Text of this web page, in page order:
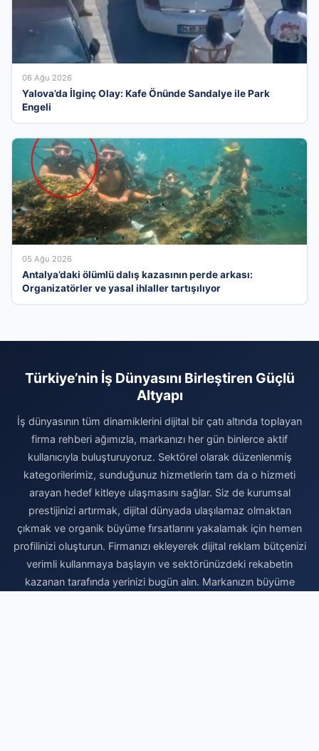
06 Ağu 2026
Yalova’da İlginç Olay: Kafe Önünde Sandalye ile Park
Engeli
05 Ağu 2026
Antalya’daki ölümlü dalış kazasının perde arkası:
Organizatörler ve yasal ihlaller tartışılıyor
Türkiye’nin İş Dünyasını Birleştiren Güçlü
Altyapı
İş dünyasının tüm dinamiklerini dijital bir çatı altında toplayan
firma rehberi ağımızla, markanızı her gün binlerce aktif
kullanıcıyla buluşturuyoruz. Sektörel olarak düzenlenmiş
kategorilerimiz, sunduğunuz hizmetlerin tam da o hizmeti
arayan hedef kitleye ulaşmasını sağlar. Siz de kurumsal
prestijinizi artırmak, dijital dünyada ulaşılamaz olmaktan
çıkmak ve organik büyüme fırsatlarını yakalamak için hemen
profilinizi oluşturun. Firmanızı ekleyerek dijital reklam bütçenizi
verimli kullanmaya başlayın ve sektörünüzdeki rekabetin
kazanan tarafında yerinizi bugün alın. Markanızın büyüme